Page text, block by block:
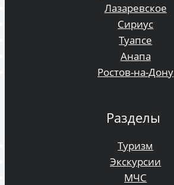
Лазаревское
Сириус
Туапсе
Анапа
Ростов-на-Дону
Разделы
Туризм
Экскурсии
МЧС